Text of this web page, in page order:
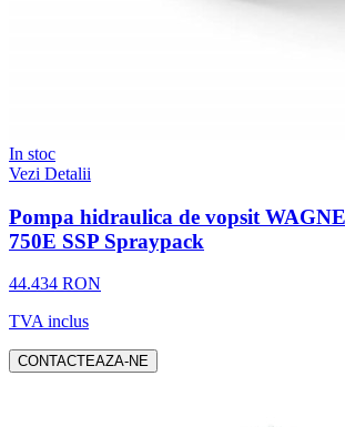
In stoc
Vezi Detalii
Pompa hidraulica de vopsit
750E SSP Spraypack
44.434 RON
TVA inclus
CONTACTEAZA-NE